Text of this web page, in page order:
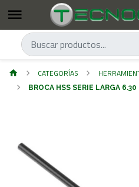
CATEGORÍAS
BROCA HSS SERIE LARGA